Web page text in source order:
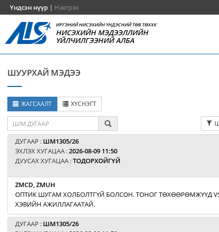
Үндсэн нүүр | Нэвтрэх
ИРГЭНИЙ НИСЭХИЙН ҮНДЭСНИЙ ТӨВ ТӨХХК
НИСЭХИЙН МЭДЭЭЛЛИЙН
ҮЙЛЧИЛГЭЭНИЙ АЛБА
ШУУРХАЙ МЭДЭЭ
ЖАГСААЛТ ХҮСНЭГТ
ДУГААР : ШМ1305/26
ЭХЛЭХ ХУГАЦАА :2026-08-09 11:50
ДУУСАХ ХУГАЦАА :ТОДОРХОЙГҮЙ
ZMCD, ZMUH
ОПТИК ШУГАМ ХОЛБОЛТГҮЙ БОЛСОН. ТОНОГ ТӨХӨӨРӨМЖҮҮД
ХЭВИЙН АЖИЛЛАГААТАЙ.
ДУГААР : ШМ1305/26